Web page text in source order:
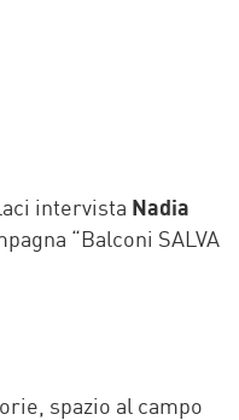
intervista Nadia
“Balconi SALVA
spazio al campo